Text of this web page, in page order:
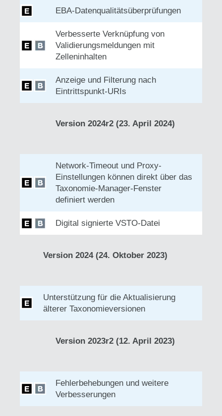
EBA-Datenqualitätsüberprüfungen
Verbesserte Verknüpfung von
Validierungsmeldungen mit
Zelleninhalten
Anzeige und Filterung nach
Eintrittspunkt-URIs
Version 2024r2 (23. April 2024)
Network-Timeout und Proxy-
Einstellungen können direkt über das
Taxonomie-Manager-Fenster
definiert werden
Digital signierte VSTO-Datei
Version 2024 (24. Oktober 2023)
Unterstützung für die Aktualisierung
älterer Taxonomieversionen
Version 2023r2 (12. April 2023)
Fehlerbehebungen und weitere
Verbesserungen